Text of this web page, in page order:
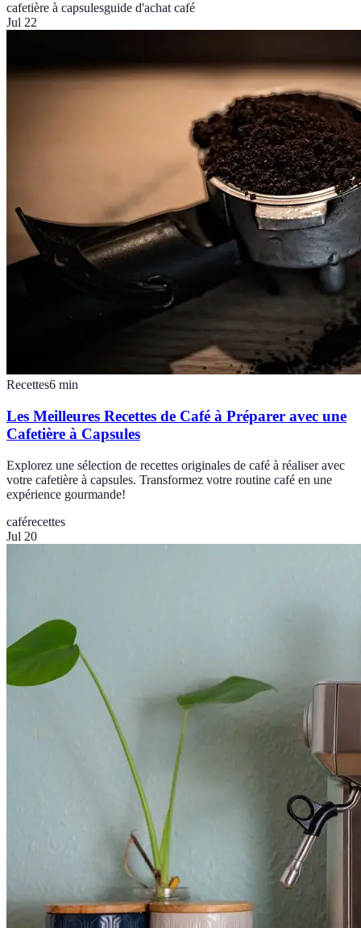
cafetière à capsulesguide d'achat café
Jul 22
Recettes6 min
Les Meilleures Recettes de Café à Préparer avec une
Cafetière à Capsules
Explorez une sélection de recettes originales de café à réaliser avec
votre cafetière à capsules. Transformez votre routine café en une
expérience gourmande!
caférecettes
Jul 20